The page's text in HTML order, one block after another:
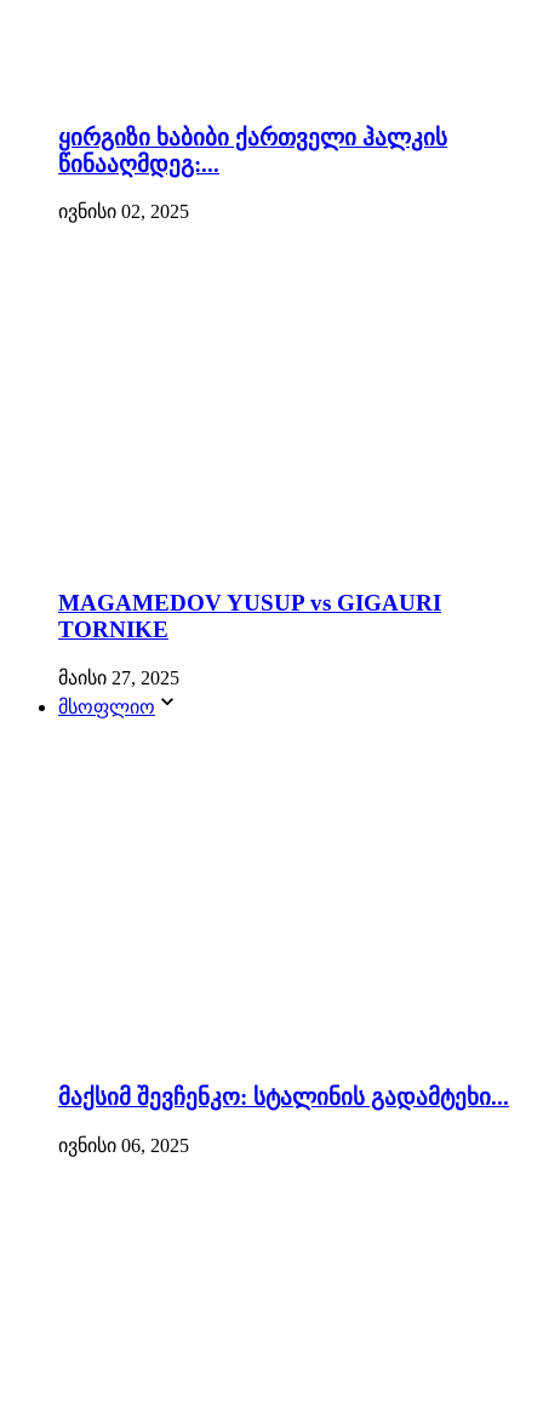
ყირგიზი ხაბიბი ქართველი ჰალკის
წინააღმდეგ:...
ივნისი 02, 2025
MAGAMEDOV YUSUP vs GIGAURI
TORNIKE
მაისი 27, 2025
მსოფლიო
მაქსიმ შევჩენკო: სტალინის გადამტეხი...
ივნისი 06, 2025